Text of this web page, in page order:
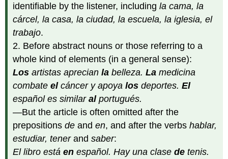
identifiable by the listener, includingla cama, la
cárcel, la casa, la ciudad, la escuela, la iglesia, el
trabajo.
2. Before abstract nouns or those referring to a
whole kind of elements (in a general sense):
Los artistas aprecianla belleza.La medicina
combateelcáncer y apoyalos deportes.El
español es similaralportugués.
—But the article is often omitted after the
prepositionsde anden, and after the verbshablar,
estudiar, tenerandsaber:
El libro estáen español. Hay una clasede tenis.